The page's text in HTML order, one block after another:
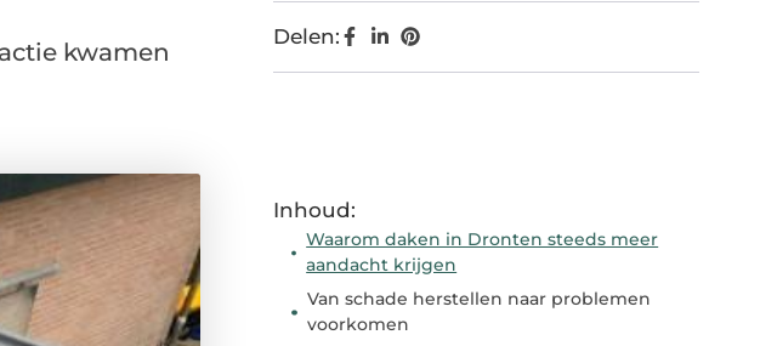
kwamen
Delen:
Inhoud:
Waarom daken in Dronten steeds meer
aandacht krijgen
Van schade herstellen naar problemen
voorkomen